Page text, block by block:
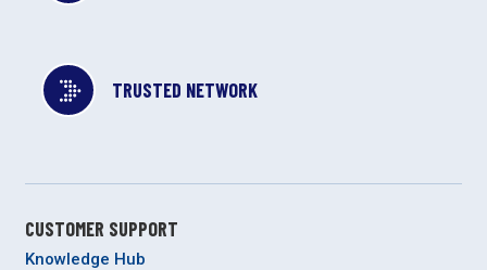
TRUSTED NETWORK
CUSTOMER SUPPORT
Knowledge Hub